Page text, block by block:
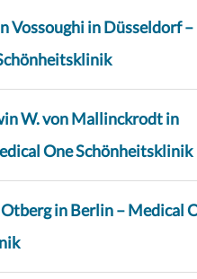
Vossoughi in Düsseldorf –
W. von Mallinckrodt in
One Schönheitsklinik
in Berlin – Medical